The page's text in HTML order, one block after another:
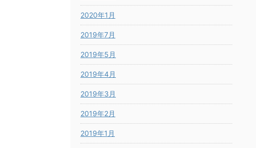
2020年1月
2019年7月
2019年5月
2019年4月
2019年3月
2019年2月
2019年1月